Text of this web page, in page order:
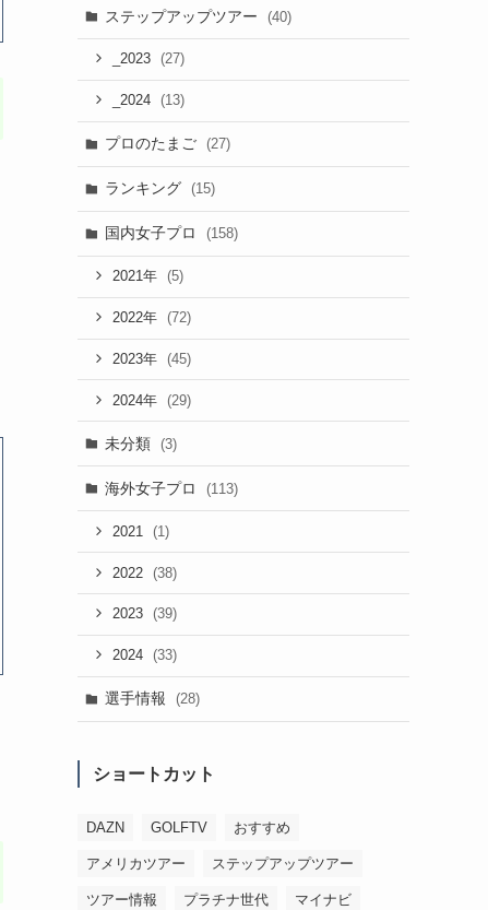
ステップアップツアー (40)
_2023 (27)
_2024 (13)
プロのたまご (27)
ランキング (15)
国内女子プロ (158)
2021年 (5)
2022年 (72)
2023年 (45)
2024年 (29)
未分類 (3)
海外女子プロ (113)
2021 (1)
2022 (38)
2023 (39)
2024 (33)
選手情報 (28)
ショートカット
DAZN GOLFTV おすすめ
アメリカツアー ステップアップツアー
ツアー情報 プラチナ世代 マイナビ